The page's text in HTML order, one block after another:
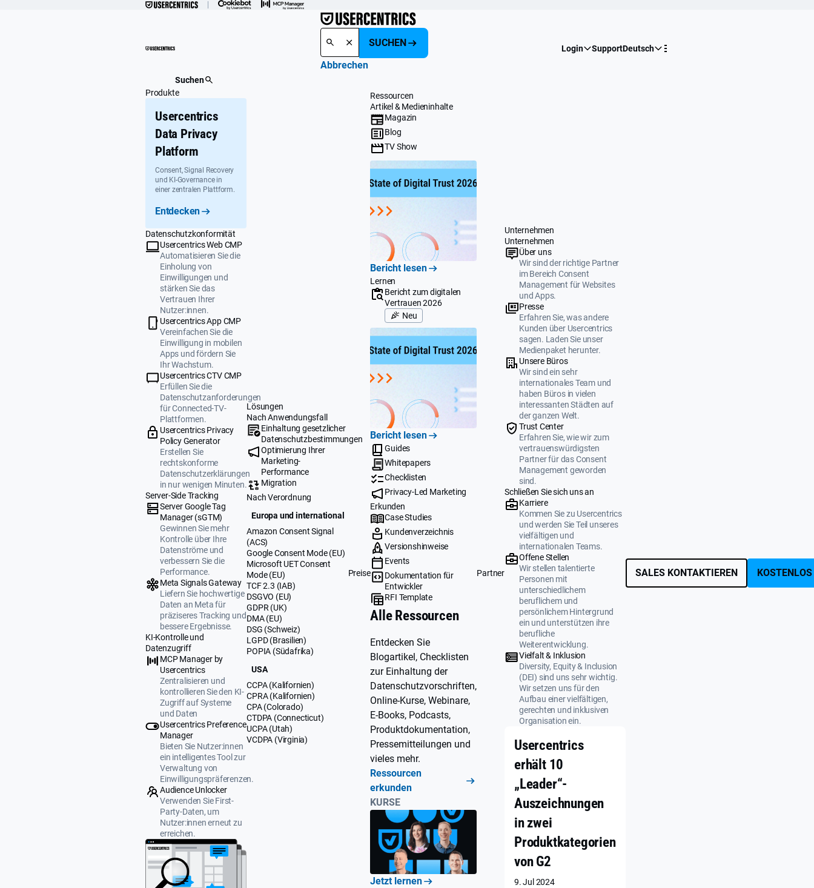
SUCHEN
Abbrechen
Suchen
Login SupportDeutsch
Produkte
Usercentrics
Data Privacy
Platform
Consent, Signal Recovery
und KI-Governance in
einer zentralen Plattform.
Entdecken
Datenschutzkonformität
Usercentrics Web CMP
Automatisieren Sie die
Einholung von
Einwilligungen und
stärken Sie das
Vertrauen Ihrer
Nutzer:innen.
Usercentrics App CMP
Vereinfachen Sie die
Einwilligung in mobilen
Apps und fördern Sie
Ihr Wachstum.
Usercentrics CTV CMP
Erfüllen Sie die
Datenschutzanforderungen
für Connected-TV-
Plattformen.
Usercentrics Privacy
Policy Generator
Erstellen Sie
rechtskonforme
Datenschutzerklärungen
in nur wenigen Minuten.
Server-Side Tracking
Server Google Tag
Manager (sGTM)
Gewinnen Sie mehr
Kontrolle über Ihre
Datenströme und
verbessern Sie die
Performance.
Meta Signals Gateway
Liefern Sie hochwertige
Daten an Meta für
präziseres Tracking und
bessere Ergebnisse.
KI-Kontrolle und
Datenzugriff
MCP Manager by
Usercentrics
Zentralisieren und
kontrollieren Sie den KI-
Zugriff auf Systeme
und Daten
Usercentrics Preference
Manager
Bieten Sie Nutzer:innen
ein intelligentes Tool zur
Verwaltung von
Einwilligungspräferenzen.
Audience Unlocker
Verwenden Sie First-
Party-Daten, um
Nutzer:innen erneut zu
erreichen.
Lösungen
Nach Anwendungsfall
Einhaltung gesetzlicher
Datenschutzbestimmungen
Optimierung Ihrer
Marketing-
Performance
Migration
Nach Verordnung
Europa und international
Amazon Consent Signal
(ACS)
Google Consent Mode (EU)
Microsoft UET Consent
Mode (EU)
TCF 2.3 (IAB)
DSGVO (EU)
GDPR (UK)
DMA (EU)
DSG (Schweiz)
LGPD (Brasilien)
POPIA (Südafrika)
USA
CCPA (Kalifornien)
CPRA (Kalifornien)
CPA (Colorado)
CTDPA (Connecticut)
UCPA (Utah)
VCDPA (Virginia)
Preise
Ressourcen
Artikel & Medieninhalte
Magazin
Blog
TV Show
Bericht lesen
Lernen
Bericht zum digitalen
Vertrauen 2026
Neu
Bericht lesen
Guides
Whitepapers
Checklisten
Privacy-Led Marketing
Erkunden
Case Studies
Kundenverzeichnis
Versionshinweise
Events
Dokumentation für
Entwickler
RFI Template
Alle Ressourcen
Entdecken Sie
Blogartikel, Checklisten
zur Einhaltung der
Datenschutzvorschriften,
Online-Kurse, Webinare,
E-Books, Podcasts,
Produktdokumentation,
Pressemitteilungen und
vieles mehr.
Ressourcen
erkunden
KURSE
Jetzt lernen
Partner
Unternehmen
Unternehmen
Über uns
Wir sind der richtige Partner
im Bereich Consent
Management für Websites
und Apps.
Presse
Erfahren Sie, was andere
Kunden über Usercentrics
sagen. Laden Sie unser
Medienpaket herunter.
Unsere Büros
Wir sind ein sehr
internationales Team und
haben Büros in vielen
interessanten Städten auf
der ganzen Welt.
Trust Center
Erfahren Sie, wie wir zum
vertrauenswürdigsten
Partner für das Consent
Management geworden
sind.
Schließen Sie sich uns an
Karriere
Kommen Sie zu Usercentrics
und werden Sie Teil unseres
vielfältigen und
internationalen Teams.
Offene Stellen
Wir stellen talentierte
Personen mit
unterschiedlichem
beruflichem und
persönlichem Hintergrund
ein und unterstützen ihre
berufliche
Weiterentwicklung.
Vielfalt & Inklusion
Diversity, Equity & Inclusion
(DEI) sind uns sehr wichtig.
Wir setzen uns für den
Aufbau einer vielfältigen,
gerechten und inklusiven
Organisation ein.
Usercentrics
erhält 10
„Leader“-
Auszeichnungen
in zwei
Produktkategorien
von G2
9. Jul 2024
SALES KONTAKTIEREN